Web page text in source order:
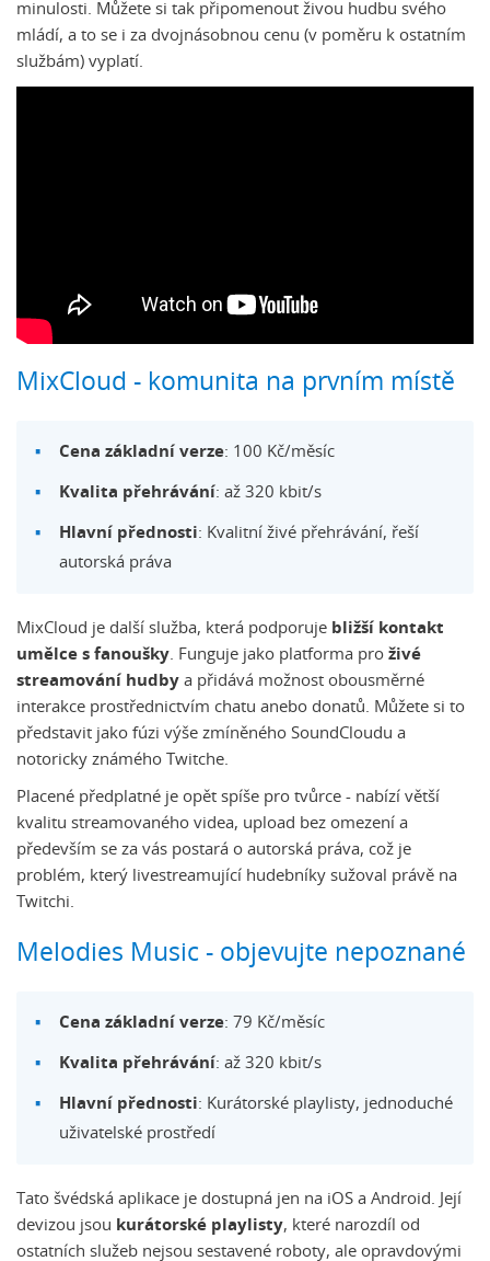
minulosti. Můžete si tak připomenout živou hudbu svého
mládí, a to se i za dvojnásobnou cenu (v poměru k ostatním
službám) vyplatí.
MixCloud - komunita na prvním místě
Cena základní verze: 100 Kč/měsíc
Kvalita přehrávání: až 320 kbit/s
Hlavní přednosti: Kvalitní živé přehrávání, řeší
autorská práva
MixCloud je další služba, která podporuje bližší kontakt
umělce s fanoušky . Funguje jako platforma pro živé
streamování hudby a přidává možnost obousměrné
interakce prostřednictvím chatu anebo donatů. Můžete si to
představit jako fúzi výše zmíněného SoundCloudu a
notoricky známého Twitche.
Placené předplatné je opět spíše pro tvůrce - nabízí větší
kvalitu streamovaného videa, upload bez omezení a
především se za vás postará o autorská práva, což je
problém, který livestreamující hudebníky sužoval právě na
Twitchi.
Melodies Music - objevujte nepoznané
Cena základní verze: 79 Kč/měsíc
Kvalita přehrávání: až 320 kbit/s
Hlavní přednosti: Kurátorské playlisty, jednoduché
uživatelské prostředí
Tato švédská aplikace je dostupná jen na iOS a Android. Její
devizou jsou kurátorské playlisty, které narozdíl od
ostatních služeb nejsou sestavené roboty, ale opravdovými